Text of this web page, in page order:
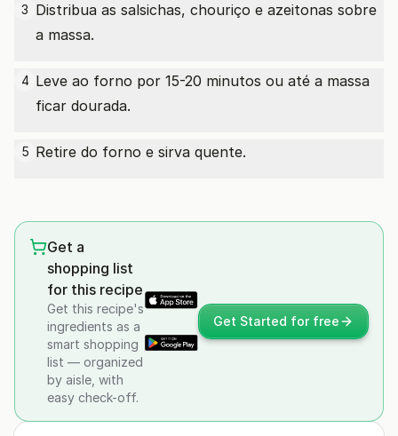
3 Distribua as salsichas, chouriço e azeitonas sobre
a massa.
4 Leve ao forno por 15-20 minutos ou até a massa
ficar dourada.
5 Retire do forno e sirva quente.
Get a
shopping list
for this recipe
Get this recipe's
ingredients as a
smart shopping
list — organized
by aisle, with
easy check-off.
Get Started for free